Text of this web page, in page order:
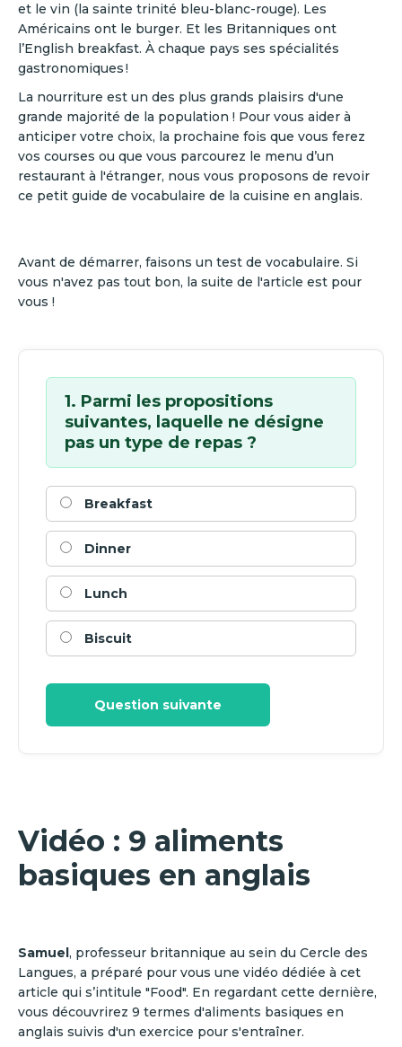
et le vin (la sainte trinité bleu-blanc-rouge). Les
Américains ont le burger. Et les Britanniques ont
l’English breakfast. À chaque pays ses spécialités
gastronomiques !
La nourriture est un des plus grands plaisirs d'une
grande majorité de la population ! Pour vous aider à
anticiper votre choix, la prochaine fois que vous ferez
vos courses ou que vous parcourez le menu d’un
restaurant à l'étranger, nous vous proposons de revoir
ce petit guide de vocabulaire de la cuisine en anglais.
Avant de démarrer, faisons un test de vocabulaire. Si
vous n'avez pas tout bon, la suite de l'article est pour
vous !
1. Parmi les propositions
suivantes, laquelle ne désigne
pas un type de repas ?
Breakfast
Dinner
Lunch
Biscuit
Question suivante
Vidéo : 9 aliments
basiques en anglais
Samuel, professeur britannique au sein du Cercle des
Langues, a préparé pour vous une vidéo dédiée à cet
article qui s’intitule "Food". En regardant cette dernière,
vous découvrirez 9 termes d'aliments basiques en
anglais suivis d'un exercice pour s'entraîner.